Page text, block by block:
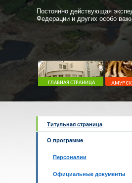
Постоянно действующая
Федерации и других особо
Титульная страница
О программе
Персоналии
Официальные документы